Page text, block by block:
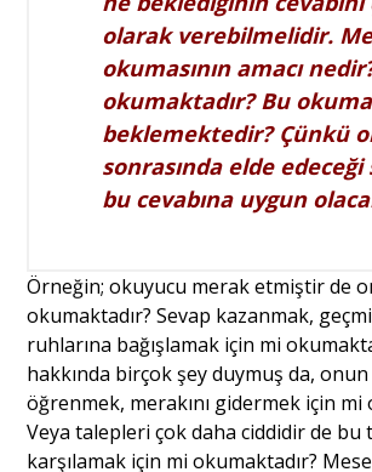
Dosya Haber
Ankara Analiz
Sağlık
olarak verebilmelidir.
okumasının amacı
okumaktadır? Bu
beklemektedir? Çünkü
sonrasında elde
bu cevabına uygun
Örneğin; okuyucu merak etmiştir de
okumaktadır? Sevap kazanmak,
ruhlarına bağışlamak için mi
hakkında birçok şey duymuş da,
öğrenmek, merakını gidermek için mi
Veya talepleri çok daha ciddidir de bu
karşılamak için mi okumaktadır?